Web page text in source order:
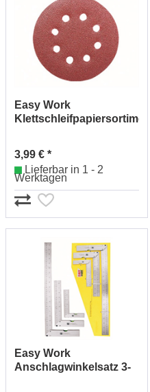
Easy Work
Klettschleifpapiersortiment
3,99 € *
Lieferbar in 1 - 2
Werktagen
Easy Work
Anschlagwinkelsatz 3-